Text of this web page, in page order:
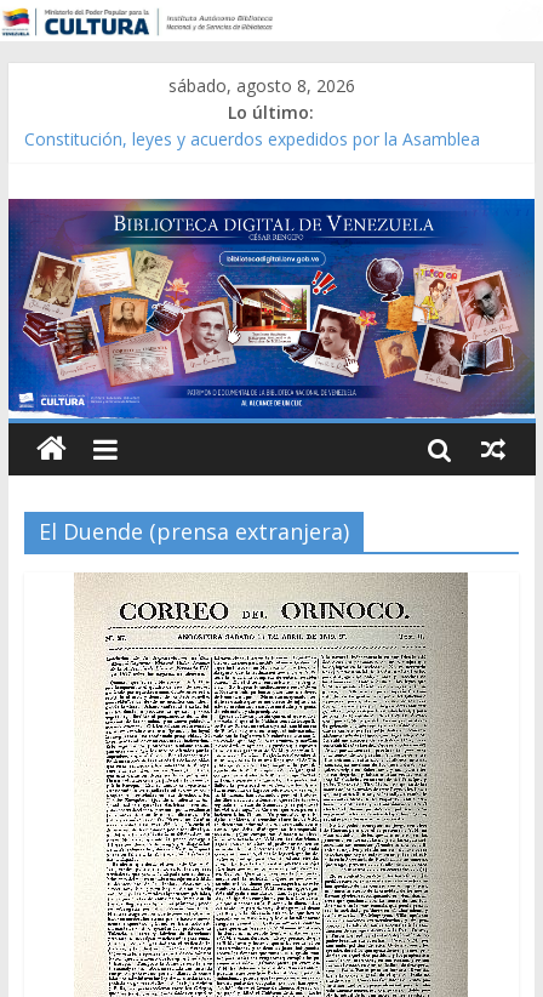
sábado, agosto 8, 2026
Lo último:
Constitución, leyes y acuerdos expedidos por la Asamblea
Modesta Bor Sánchez [material gráfico]
Gaceta Oficial de la República de Venezuela año CXXXIII Mes V,
Caracas 09 de marzo de 2006 N° 38.394
Catálogo temático de obras de Modesta Bor
El Duende (prensa extranjera)